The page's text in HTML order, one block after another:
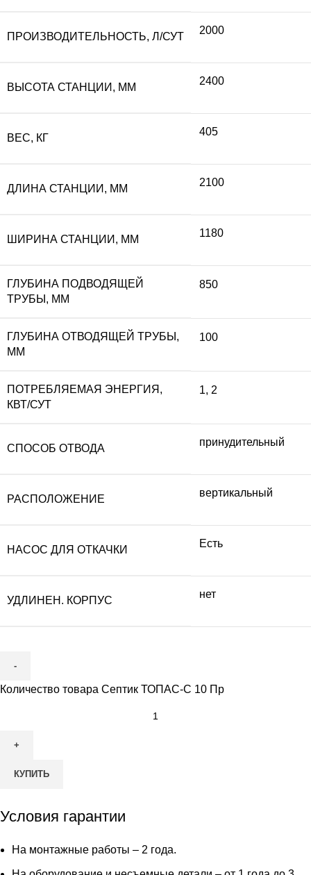
ПРОИЗВОДИТЕЛЬНОСТЬ, Л/СУТ
2000
ВЫСОТА СТАНЦИИ, ММ
2400
ВЕС, КГ
405
ДЛИНА СТАНЦИИ, ММ
2100
ШИРИНА СТАНЦИИ, ММ
1180
ГЛУБИНА ПОДВОДЯЩЕЙ
ТРУБЫ, ММ
850
ГЛУБИНА ОТВОДЯЩЕЙ ТРУБЫ,
ММ
100
ПОТРЕБЛЯЕМАЯ ЭНЕРГИЯ,
КВТ/СУТ
1, 2
СПОСОБ ОТВОДА
принудительный
РАСПОЛОЖЕНИЕ
вертикальный
НАСОС ДЛЯ ОТКАЧКИ
Есть
УДЛИНЕН. КОРПУС
нет
Количество товара Септик ТОПАС-С 10 Пр
КУПИТЬ
Условия гарантии
На монтажные работы – 2 года.